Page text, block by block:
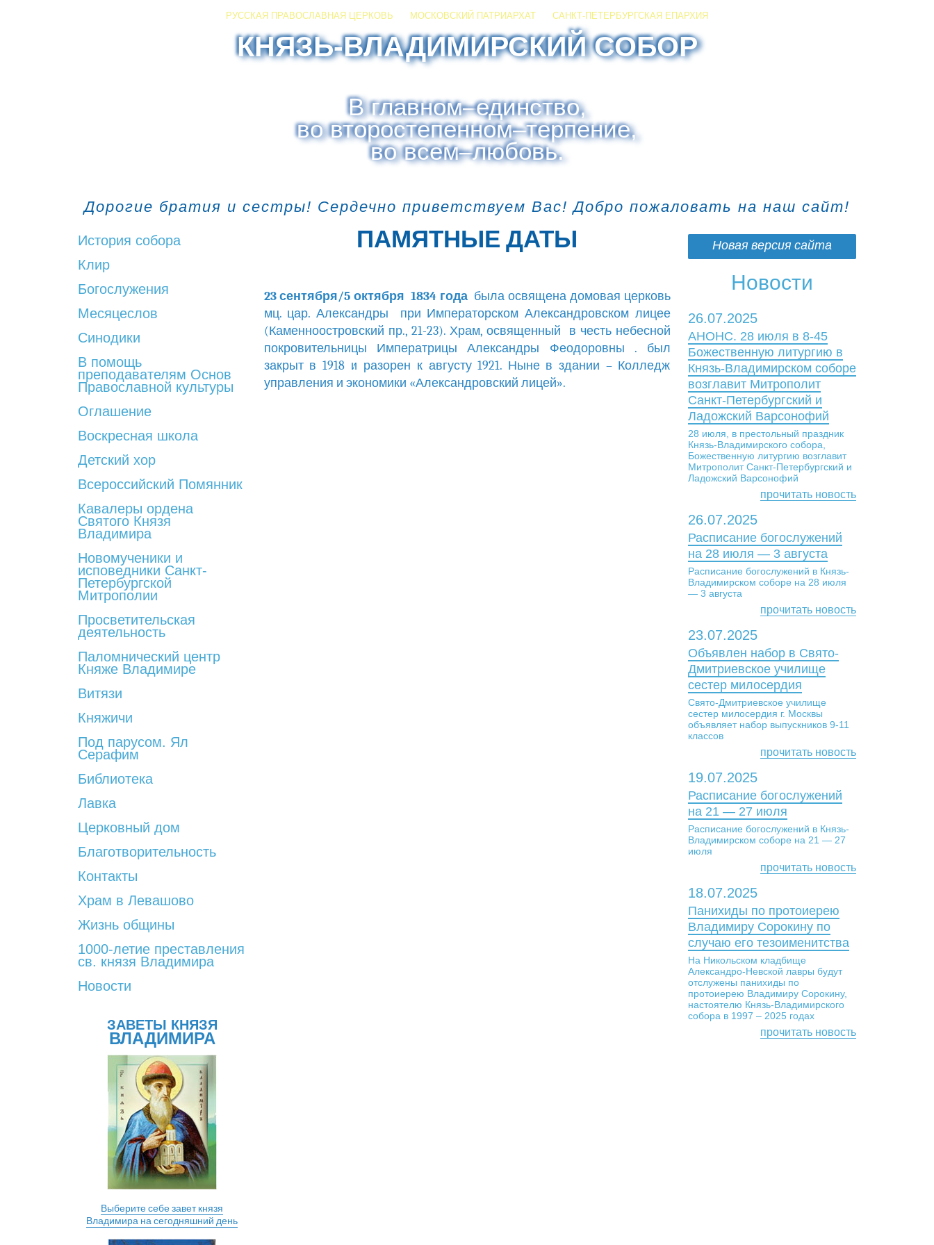
РУССКАЯ ПРАВОСЛАВНАЯ ЦЕРКОВЬ МОСКОВСКИЙ ПАТРИАРХАТ САНКТ-ПЕТЕРБУРГСКАЯ ЕПАРХИЯ
КНЯЗЬ-ВЛАДИМИРСКИЙ СОБОР
В главном–единство,
во второстепенном–терпение,
во всем–любовь.
Дорогие братия и сестры! Сердечно приветствуем Вас! Добро пожаловать на наш сайт!
История собора
Клир
Богослужения
Месяцеслов
Синодики
В помощь
преподавателям Основ
Православной культуры
Оглашение
Воскресная школа
Детский хор
Всероссийский Помянник
Кавалеры ордена
Святого Князя
Владимира
Новомученики и
исповедники Санкт-
Петербургской
Митрополии
Просветительская
деятельность
Паломнический центр
Княже Владимире
Витязи
Княжичи
Под парусом. Ял
Серафим
Библиотека
Лавка
Церковный дом
Благотворительность
Контакты
Храм в Левашово
Жизнь общины
1000-летие преставления
св. князя Владимира
Новости
ЗАВЕТЫ КНЯЗЯ
ВЛАДИМИРА
Выберите себе завет князя
Владимира на сегодняшний день
ПАМЯТНЫЕ ДАТЫ
23 сентября/5 октября 1834 года была освящена домовая церковь
мц. цар. Александры при Императорском Александровском лицее
(Каменноостровский пр., 21-23). Храм, освященный в честь небесной
покровительницы Императрицы Александры Феодоровны . был
закрыт в 1918 и разорен к августу 1921. Ныне в здании – Колледж
управления и экономики «Александровский лицей».
Новая версия сайта
Новости
26.07.2025
АНОНС. 28 июля в 8-45
Божественную литургию в
Князь-Владимирском соборе
возглавит Митрополит
Санкт-Петербургский и
Ладожский Варсонофий
28 июля, в престольный праздник
Князь-Владимирского собора,
Божественную литургию возглавит
Митрополит Санкт-Петербургский и
Ладожский Варсонофий
прочитать новость
26.07.2025
Расписание богослужений
на 28 июля — 3 августа
Расписание богослужений в Князь-
Владимирском соборе на 28 июля
— 3 августа
прочитать новость
23.07.2025
Объявлен набор в Свято-
Дмитриевское училище
сестер милосердия
Свято-Дмитриевское училище
сестер милосердия г. Москвы
объявляет набор выпускников 9-11
классов
прочитать новость
19.07.2025
Расписание богослужений
на 21 — 27 июля
Расписание богослужений в Князь-
Владимирском соборе на 21 — 27
июля
прочитать новость
18.07.2025
Панихиды по протоиерею
Владимиру Сорокину по
случаю его тезоименитства
На Никольском кладбище
Александро-Невской лавры будут
отслужены панихиды по
протоиерею Владимиру Сорокину,
настоятелю Князь-Владимирского
собора в 1997 – 2025 годах
прочитать новость